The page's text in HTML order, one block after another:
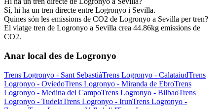
Sí, hi ha un tren directe entre Logronyo i Sevilla.
Quines són les emissions de CO2 de Logronyo a Sevilla per tren?
El viatge tren de Logronyo a Sevilla crea 44.86kg emissions de
CO2.
Anar local des de Logronyo
Trens Logronyo - Sant SebastiàTrens Logronyo - CalataiudTrens
Logronyo - OviedoTrens Logronyo - Miranda de EbroTrens
Logronyo - Medina del CampoTrens Logronyo - BilbaoTrens
Logronyo - TudelaTrens Logronyo - IrunTrens Logronyo -